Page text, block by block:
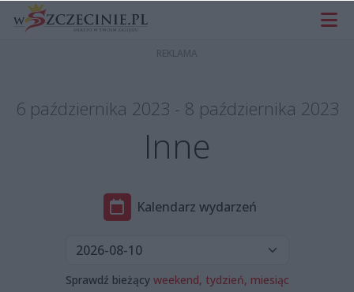
6 października 2023 - 8 października 2023
Inne
Kalendarz wydarzeń
Sprawdź bieżący weekend, tydzień, miesiąc